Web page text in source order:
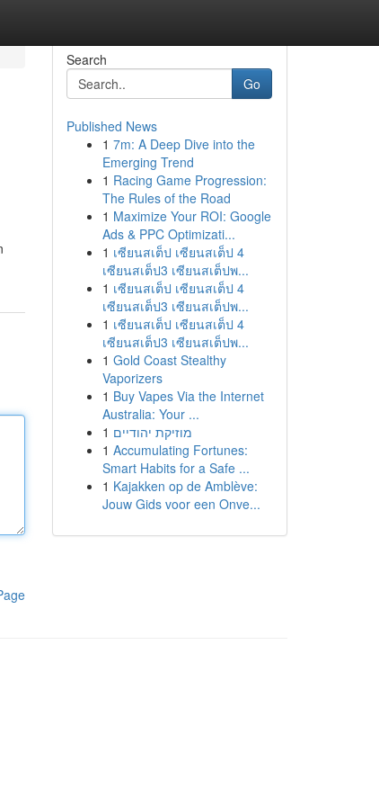
Search
Go
Published News
1 7m: A Deep Dive into the
Emerging Trend
1 Racing Game Progression:
The Rules of the Road
1 Maximize Your ROI: Google
Ads & PPC Optimizati...
1 เซียนสเต็ป เซียนสเต็ป 4
เซียนสเต็ป3 เซียนสเต็ปพ...
1 เซียนสเต็ป เซียนสเต็ป 4
เซียนสเต็ป3 เซียนสเต็ปพ...
1 เซียนสเต็ป เซียนสเต็ป 4
เซียนสเต็ป3 เซียนสเต็ปพ...
1 Gold Coast Stealthy
Vaporizers
1 Buy Vapes Via the Internet
Australia: Your ...
1 מוזיקת יהודיים
1 Accumulating Fortunes:
Smart Habits for a Safe ...
1 Kajakken op de Amblève:
Jouw Gids voor een Onve...